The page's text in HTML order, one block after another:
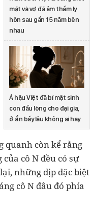
mặt và vợ đã âm thầm ly
hôn sau gần 15 năm bên
nhau
Á hậu Việt đã bí mật sinh
con đầu lòng cho đại gia,
ở ẩn bấy lâu không ai hay
quanh còn kể rằng
cô N đều có sự
những dịp đặc biệt
cô N đâu đó phía